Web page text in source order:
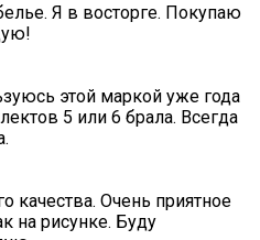
Я в восторге. Покупаю
этой маркой уже года
5 или 6 брала. Всегда
качества. Очень приятное
на рисунке. Буду